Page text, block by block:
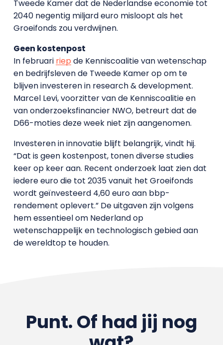
Tweede Kamer dat de Nederlandse economie tot
2040 negentig miljard euro misloopt als het
Groeifonds zou verdwijnen.
Geen kostenpost
In februari riep de Kenniscoalitie van wetenschap
en bedrijfsleven de Tweede Kamer op om te
blijven investeren in research & development.
Marcel Levi, voorzitter van de Kenniscoalitie en
van onderzoeksfinancier NWO, betreurt dat de
D66-moties deze week niet zijn aangenomen.
Investeren in innovatie blijft belangrijk, vindt hij.
“Dat is geen kostenpost, tonen diverse studies
keer op keer aan. Recent onderzoek laat zien dat
iedere euro die tot 2035 vanuit het Groeifonds
wordt geïnvesteerd 4,60 euro aan bbp-
rendement oplevert.” De uitgaven zijn volgens
hem essentieel om Nederland op
wetenschappelijk en technologisch gebied aan
de wereldtop te houden.
Punt. Of had jij nog